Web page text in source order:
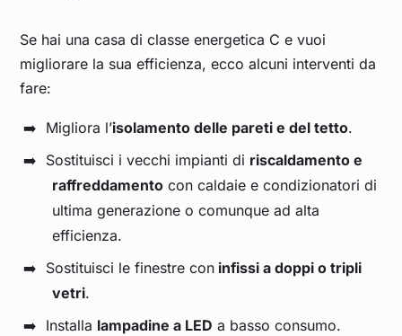
Se hai una casa di classe energetica C e vuoi
migliorare la sua efficienza, ecco alcuni interventi da
fare:
Migliora l’isolamento delle pareti e del tetto.
Sostituisci i vecchi impianti di riscaldamento e
raffreddamento con caldaie e condizionatori di
ultima generazione o comunque ad alta
efficienza.
Sostituisci le finestre con infissi a doppi o tripli
vetri.
Installa lampadine a LED a basso consumo.